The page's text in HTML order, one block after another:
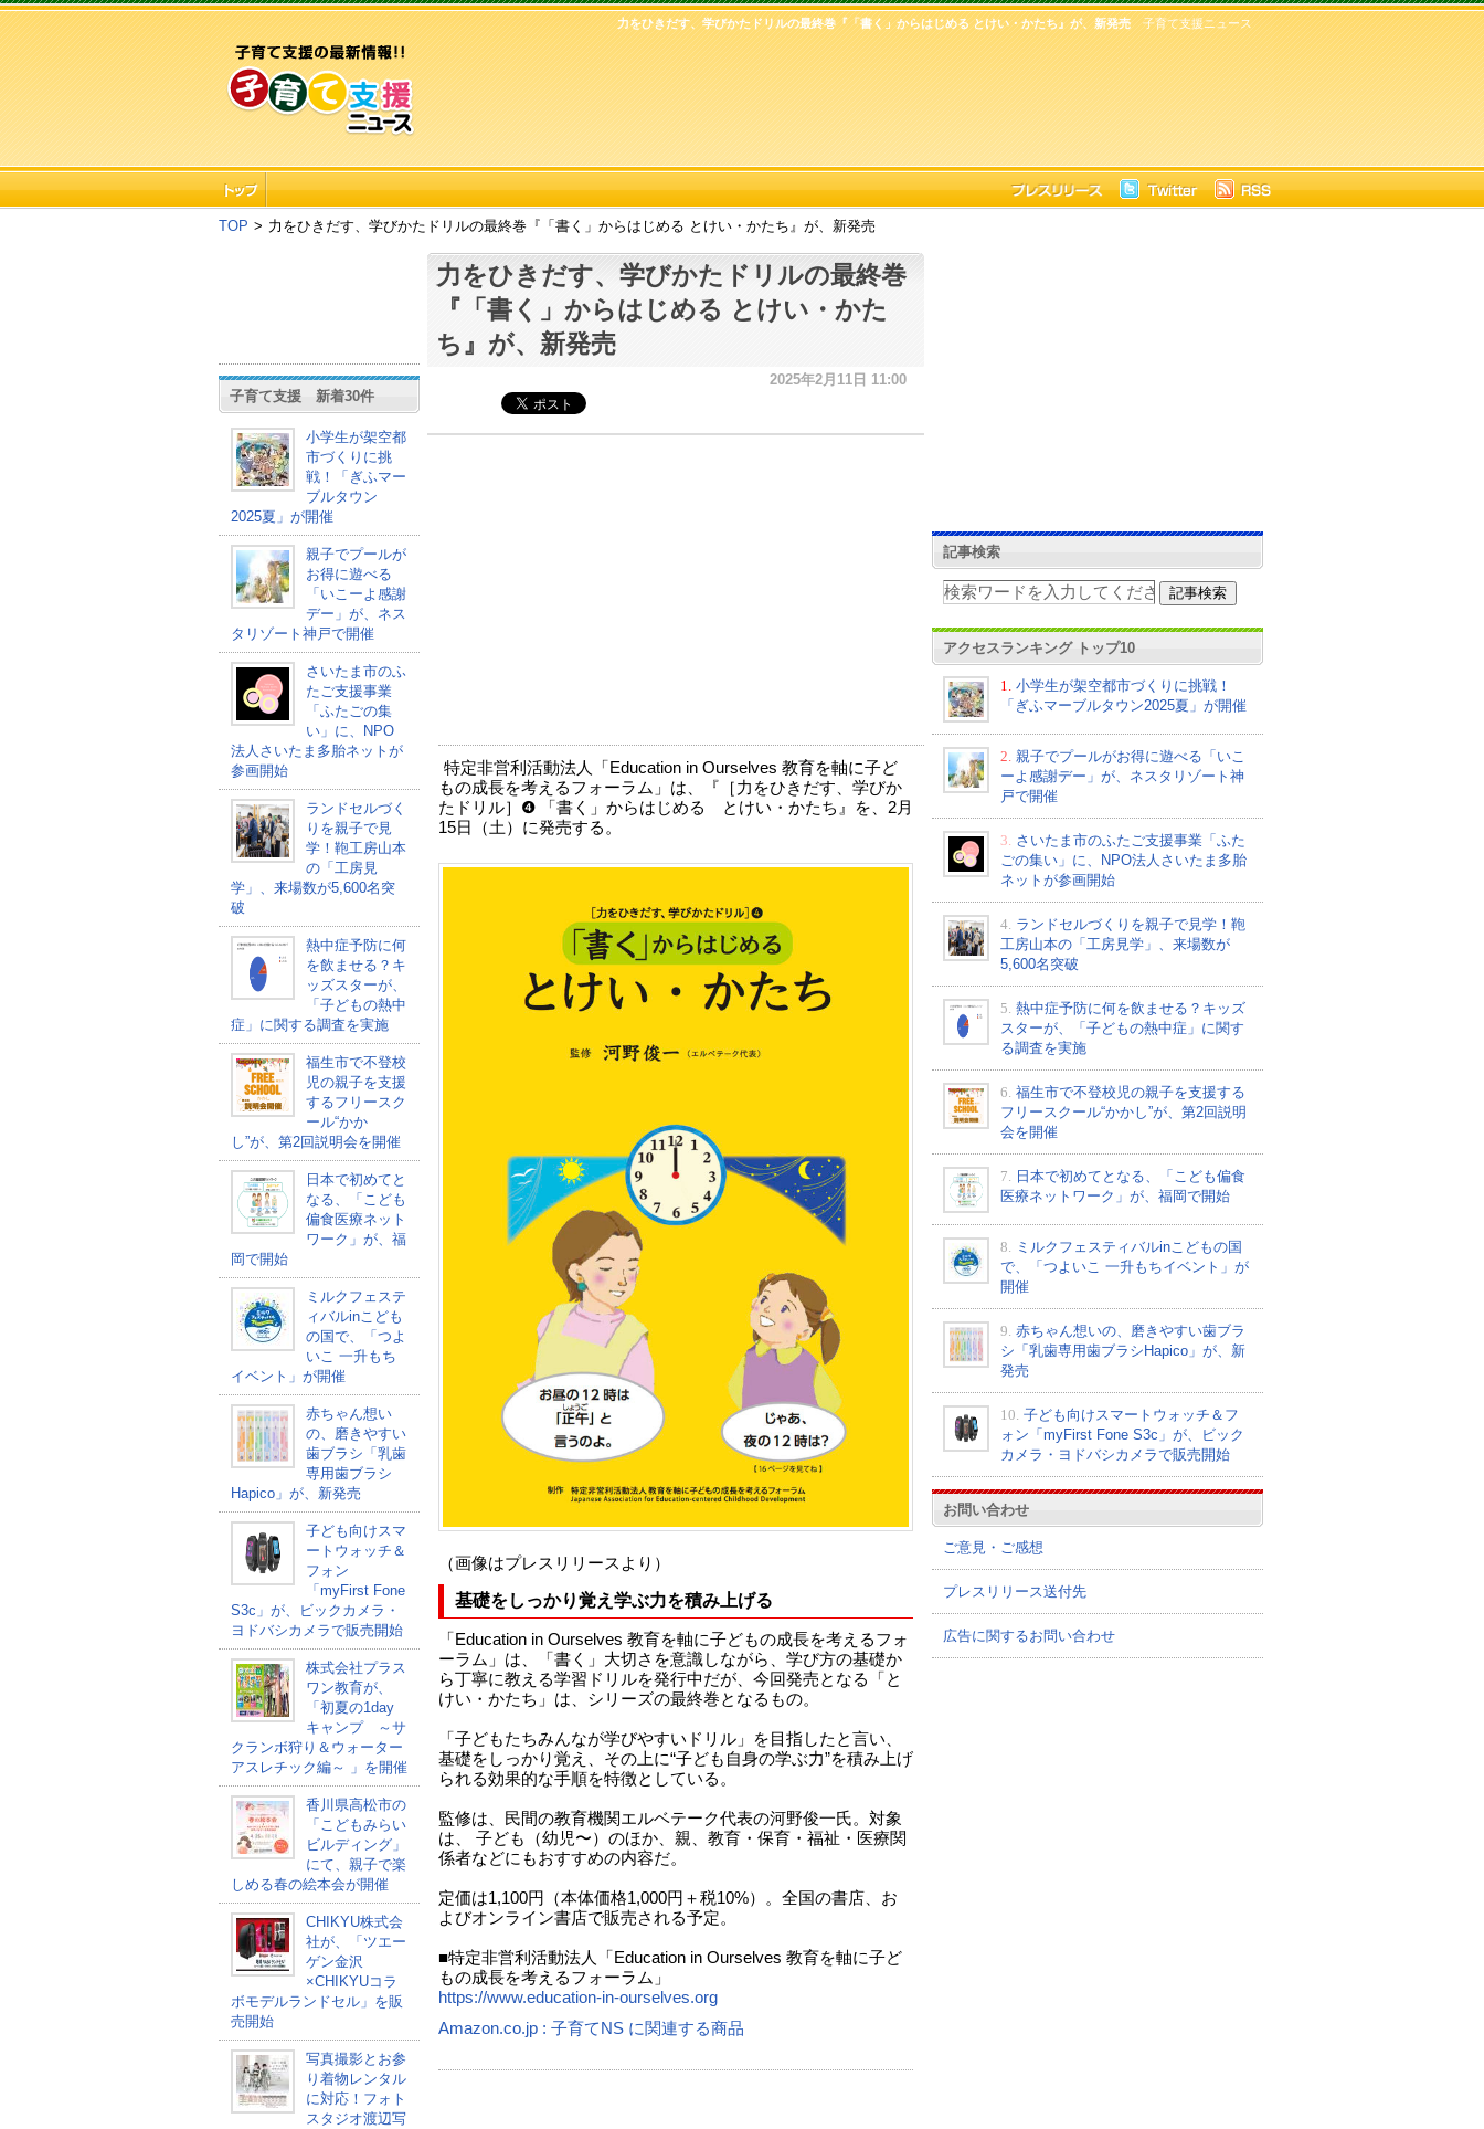
子育て支援ニュース
力をひきだす、学びかたドリルの最終巻『「書く」からはじめる とけい・かたち』が、新発売
TOP > 力をひきだす、学びかたドリルの最終巻『「書く」からはじめる とけい・かたち』が、新発売
子育て支援 新着30件
小学生が架空都
市づくりに挑
戦！「ぎふマー
ブルタウン
2025夏」が開催
親子でプールが
お得に遊べる
「いこーよ感謝
デー」が、ネス
タリゾート神戸で開催
さいたま市のふ
たご支援事業
「ふたごの集
い」に、NPO
法人さいたま多胎ネットが
参画開始
ランドセルづく
りを親子で見
学！鞄工房山本
の「工房見
学」、来場数が5,600名突
破
熱中症予防に何
を飲ませる？キ
ッズスターが、
「子どもの熱中
症」に関する調査を実施
福生市で不登校
児の親子を支援
するフリースク
ール“かか
し”が、第2回説明会を開催
日本で初めてと
なる、「こども
偏食医療ネット
ワーク」が、福
岡で開始
ミルクフェステ
ィバルinこども
の国で、「つよ
いこ 一升もち
イベント」が開催
赤ちゃん想い
の、磨きやすい
歯ブラシ「乳歯
専用歯ブラシ
Hapico」が、新発売
子ども向けスマ
ートウォッチ＆
フォン
「myFirst Fone
S3c」が、ビックカメラ・
ヨドバシカメラで販売開始
株式会社プラス
ワン教育が、
「初夏の1day
キャンプ ～サ
クランボ狩り＆ウォーター
アスレチック編～ 」を開催
香川県高松市の
「こどもみらい
ビルディング」
にて、親子で楽
しめる春の絵本会が開催
CHIKYU株式会
社が、「ツエー
ゲン金沢
×CHIKYUコラ
ボモデルランドセル」を販
売開始
写真撮影とお参
り着物レンタル
に対応！フォト
スタジオ渡辺写
力をひきだす、学びかたドリルの最終巻
『「書く」からはじめる とけい・かた
ち』が、新発売
2025年2月11日 11:00
特定非営利活動法人「Education in Ourselves 教育を軸に子ど
もの成長を考えるフォーラム」は、『［力をひきだす、学びか
たドリル］❹ 「書く」からはじめる とけい・かたち』を、2月
15日（土）に発売する。
（画像はプレスリリースより）
基礎をしっかり覚え学ぶ力を積み上げる
「Education in Ourselves 教育を軸に子どもの成長を考えるフォ
ーラム」は、「書く」大切さを意識しながら、学び方の基礎か
ら丁寧に教える学習ドリルを発行中だが、今回発売となる「と
けい・かたち」は、シリーズの最終巻となるもの。
「子どもたちみんなが学びやすいドリル」を目指したと言い、
基礎をしっかり覚え、その上に“子ども自身の学ぶ力”を積み上げ
られる効果的な手順を特徴としている。
監修は、民間の教育機関エルベテーク代表の河野俊一氏。対象
は、 子ども（幼児〜）のほか、親、教育・保育・福祉・医療関
係者などにもおすすめの内容だ。
定価は1,100円（本体価格1,000円＋税10%）。全国の書店、お
よびオンライン書店で販売される予定。
■特定非営利活動法人「Education in Ourselves 教育を軸に子ど
もの成長を考えるフォーラム」
https://www.education-in-ourselves.org
Amazon.co.jp : 子育てNS に関連する商品
記事検索
アクセスランキング トップ10
1.
小学生が架空都市づくりに挑戦！
「ぎふマーブルタウン2025夏」が開催
2. 親子でプールがお得に遊べる「いこ
ーよ感謝デー」が、ネスタリゾート神
戸で開催
3. さいたま市のふたご支援事業「ふた
ごの集い」に、NPO法人さいたま多胎
ネットが参画開始
4. ランドセルづくりを親子で見学！鞄
工房山本の「工房見学」、来場数が
5,600名突破
5. 熱中症予防に何を飲ませる？キッズ
スターが、「子どもの熱中症」に関す
る調査を実施
6. 福生市で不登校児の親子を支援する
フリースクール“かかし”が、第2回説明
会を開催
7.
日本で初めてとなる、「こども偏食
医療ネットワーク」が、福岡で開始
8.
ミルクフェスティバルinこどもの国
で、「つよいこ 一升もちイベント」が
開催
9. 赤ちゃん想いの、磨きやすい歯ブラ
シ「乳歯専用歯ブラシHapico」が、新
発売
10. 子ども向けスマートウォッチ＆フ
ォン「myFirst Fone S3c」が、ビック
カメラ・ヨドバシカメラで販売開始
お問い合わせ
ご意見・ご感想
プレスリリース送付先
広告に関するお問い合わせ